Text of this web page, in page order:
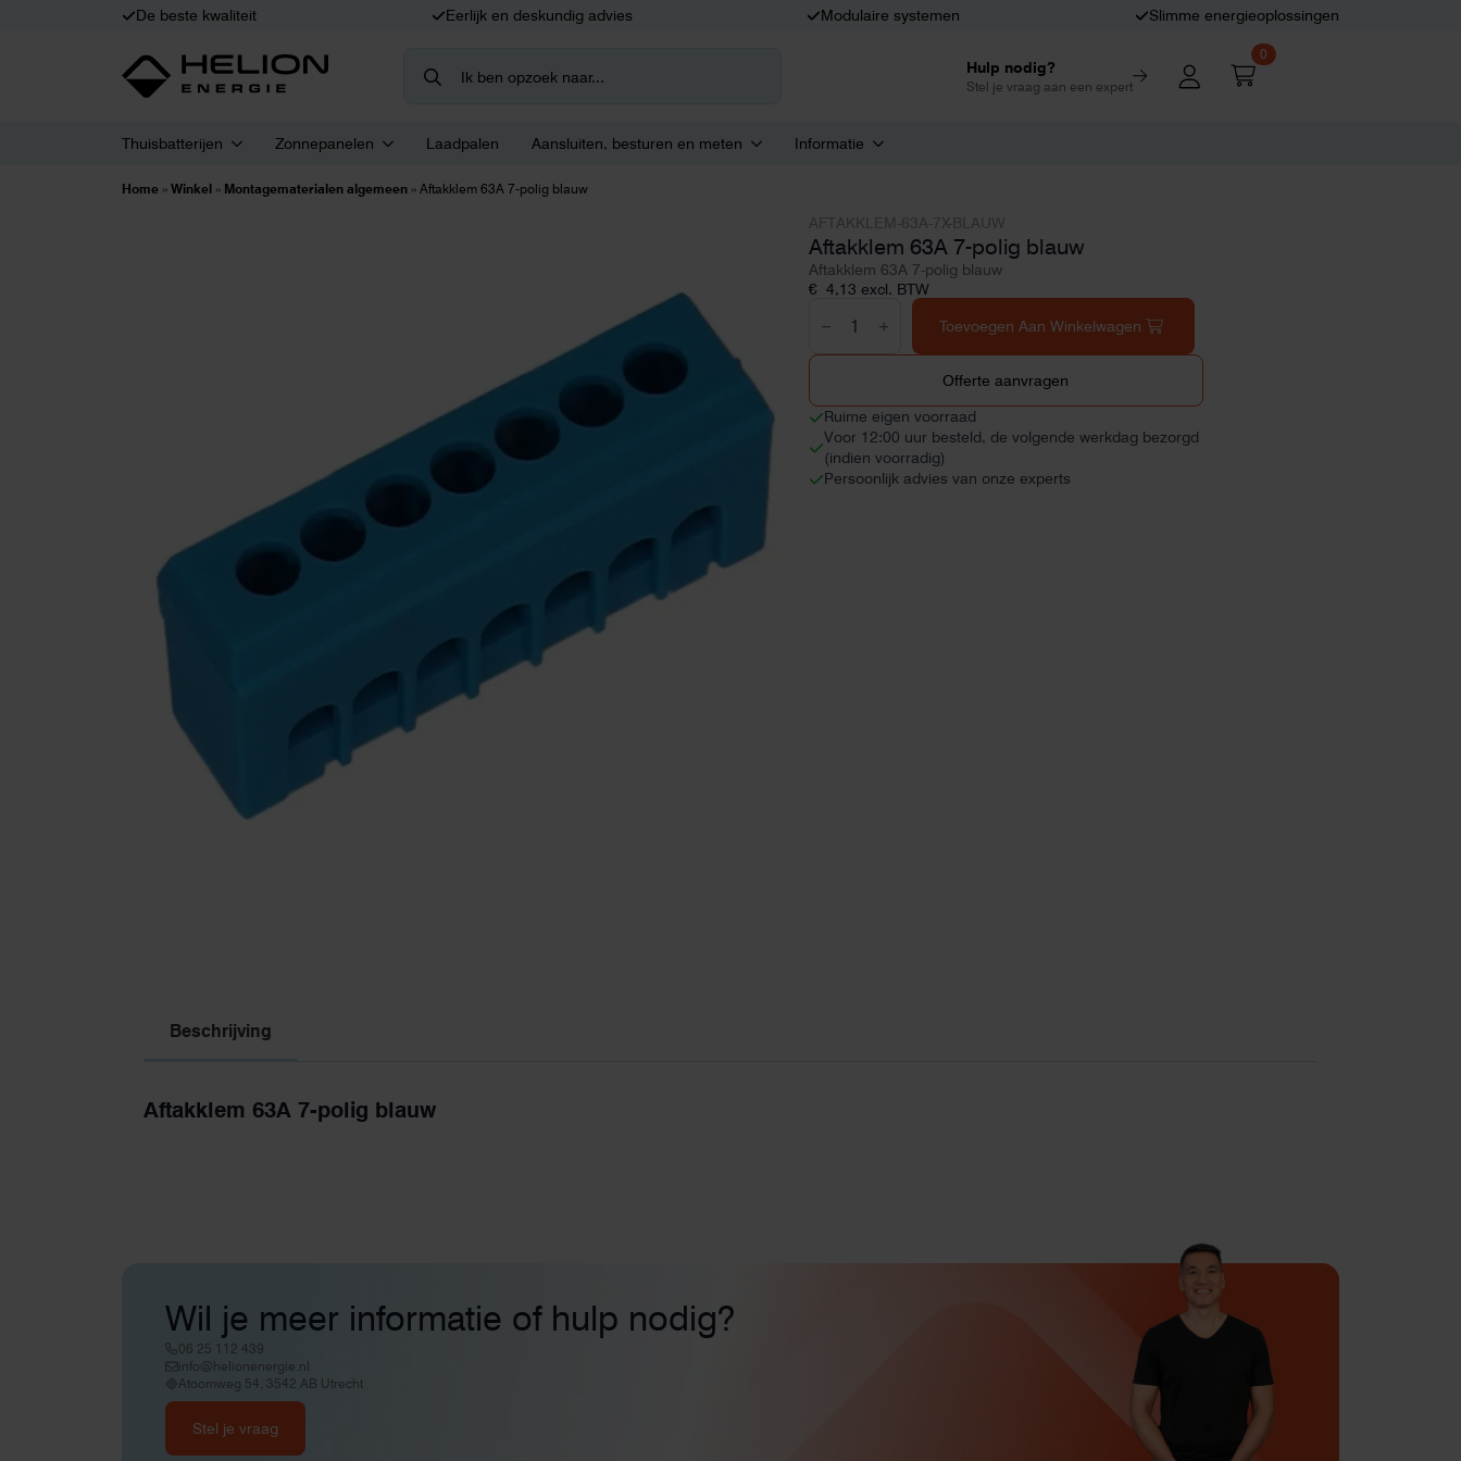
De beste kwaliteit Eerlijk en deskundig advies Modulaire systemen Slimme energieoplossingen
for:
Hulp nodig?
Stel je vraag aan een expert
0
Thuisbatterijen Zonnepanelen Laadpalen Aansluiten, besturen en meten Informatie
Home » Winkel » Montagematerialen algemeen » Aftakklem 63A 7-polig blauw
Aftakklem 63A 7-polig blauw
Aftakklem 63A 7-polig blauw
€ 4,13 excl. BTW
63A
polig
Toevoegen Aan Winkelwagen
Offerte aanvragen
Ruime eigen voorraad
Voor 12:00 uur besteld, de volgende werkdag bezorgd
(indien voorradig)
Persoonlijk advies van onze experts
Beschrijving
Aftakklem 63A 7-polig blauw
Wil je meer informatie of hulp nodig?
06 25 112 439
info@helionenergie.nl
Atoomweg 54, 3542 AB Utrecht
Stel je vraag